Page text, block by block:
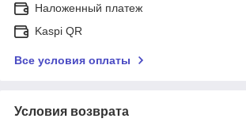
Наложенный платеж
Kaspi QR
Все условия оплаты
Условия возврата